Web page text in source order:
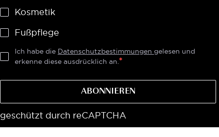
Kosmetik
Fußpflege
Ich habe die Datenschutzbestimmungen gelesen und
erkenne diese ausdrücklich an.
ABONNIEREN
geschützt durch reCAPTCHA